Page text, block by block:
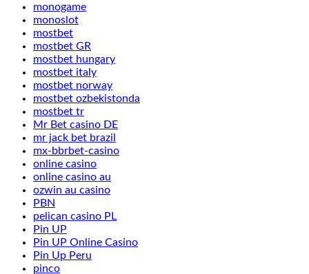
monogame
monoslot
mostbet
mostbet GR
mostbet hungary
mostbet italy
mostbet norway
mostbet ozbekistonda
mostbet tr
Mr Bet casino DE
mr jack bet brazil
mx-bbrbet-casino
online casino
online casino au
ozwin au casino
PBN
pelican casino PL
Pin UP
Pin UP Online Casino
Pin Up Peru
pinco